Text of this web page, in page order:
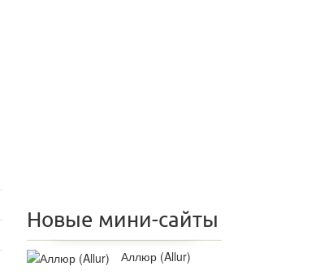
Новые мини-сайты
Аллюр (Allur)